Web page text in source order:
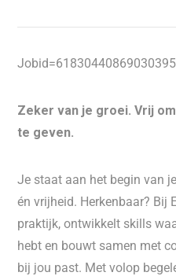
Zeker van je groei. Vrij
te geven.
Je staat aan het begin van
én vrijheid. Herkenbaar? Bij
praktijk, ontwikkelt skills
hebt en bouwt samen met
bij jou past. Met volop